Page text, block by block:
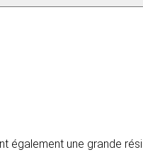
une grande